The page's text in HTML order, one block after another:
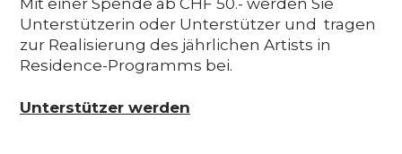
Mit einer Spende ab CHF 50.- werden Sie
Unterstützerin oder Unterstützer und tragen
zur Realisierung des jährlichen Artists in
Residence-Programms bei.
Unterstützer werden